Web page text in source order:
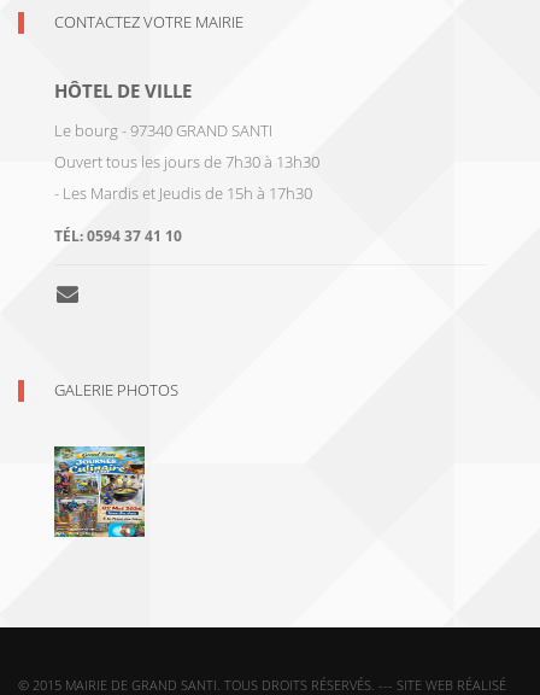
CONTACTEZ VOTRE MAIRIE
HÔTEL DE VILLE
Le bourg - 97340 GRAND SANTI
Ouvert tous les jours de 7h30 à 13h30
- Les Mardis et Jeudis de 15h à 17h30
TÉL:0594 37 41 10
GALERIE PHOTOS
© 2015 MAIRIE DE GRAND SANTI. TOUS DROITS RÉSERVÉS. --- SITE WEB RÉALISÉ